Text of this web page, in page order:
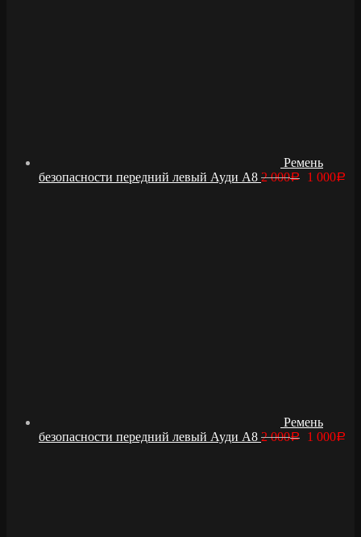
Ремень
безопасности передний левый Ауди А8 2 000Р 1 000Р
Ремень
безопасности передний левый Ауди А8 2 000Р 1 000Р